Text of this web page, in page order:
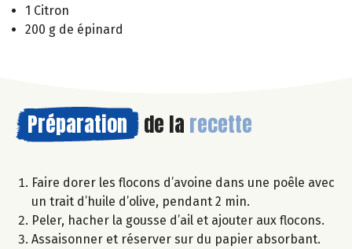
1 Citron
200 g de épinard
Préparation de la recette
Faire dorer les flocons d’avoine dans une poêle avec
un trait d’huile d’olive, pendant 2 min.
Peler, hacher la gousse d’ail et ajouter aux flocons.
Assaisonner et réserver sur du papier absorbant.